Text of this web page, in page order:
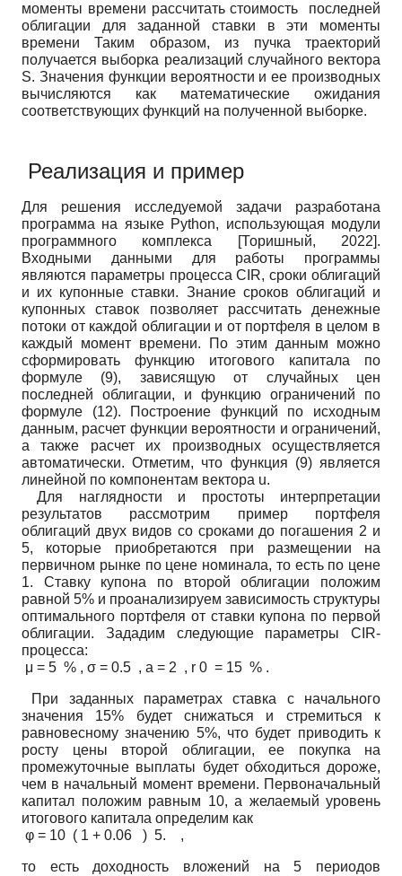
моменты времени рассчитать стоимость последней
облигации для заданной ставки в эти моменты
времени Таким образом, из пучка траекторий
получается выборка реализаций случайного вектора
S. Значения функции вероятности и ее производных
вычисляются как математические ожидания
соответствующих функций на полученной выборке.
Реализация и пример
Для решения исследуемой задачи разработана
программа на языке Python, использующая модули
программного комплекса
[Торишный, 2022].
Входными данными для работы программы
являются параметры процесса CIR, сроки облигаций
и их купонные ставки. Знание сроков облигаций и
купонных ставок позволяет рассчитать денежные
потоки от каждой облигации и от портфеля в целом в
каждый момент времени. По этим данным можно
сформировать функцию итогового капитала по
формуле (9), зависящую от случайных цен
последней облигации, и функцию ограничений по
формуле (12). Построение функций по исходным
данным, расчет функции вероятности и ограничений,
а также расчет их производных осуществляется
автоматически. Отметим, что функция (9) является
линейной по компонентам вектора u.
Для наглядности и простоты интерпретации
результатов рассмотрим пример портфеля
облигаций двух видов со сроками до погашения 2 и
5, которые приобретаются при размещении на
первичном рынке по цене номинала, то есть по цене
1. Ставку купона по второй облигации положим
равной 5% и проанализируем зависимость структуры
оптимального портфеля от ставки купона по первой
облигации. Зададим следующие параметры CIR-
процесса:
μ = 5 % , σ = 0.5 , a = 2 , r 0 = 15 % .
При заданных параметрах ставка с начального
значения 15% будет снижаться и стремиться к
равновесному значению 5%, что будет приводить к
росту цены второй облигации, ее покупка на
промежуточные выплаты будет обходиться дороже,
чем в начальный момент времени. Первоначальный
капитал положим равным 10, а желаемый уровень
итогового капитала определим как
φ = 10 ( 1 + 0.06 ) 5. ,
то есть доходность вложений на 5 периодов